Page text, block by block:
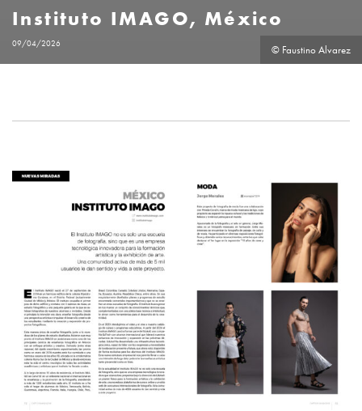
Instituto IMAGO, México
09/04/2026 © Faustino Alvarez